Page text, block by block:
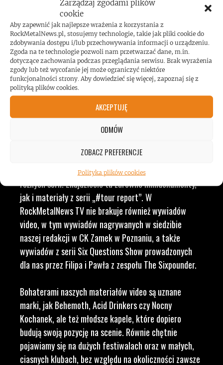
Zarządzaj zgodami plików
cookie
Aby zapewnić jak najlepsze wrażenia z korzystania z
RockMetalNews.pl, stosujemy technologie, takie jak pliki cookie do
zdobywania dostępu i/lub przechowywania informacji o urządzeniu.
Zgoda na te technologie pozwoli nam przetwarzać dane, m.in.
dotyczące zachowania podczas przeglądania serwisu. Brak wyrażenia
zgody lub też wycofanie jej może ograniczyć niektóre
funkcjonalności strony. Aby dowiedzieć się więcej, zapoznaj się z
polityką plików cookies.
AKCEPTUJĘ
ODMÓW
ZOBACZ PREFERENCJE
Polityka plików cookies
ZESPOŁÓW, KONCERTÓW I
LUDZI ZWIĄZANYCH Z
MUZYKĄ, BY DOSTARCZAĆ
WAM NAJLEPSZE TREŚCI
VIDEO
RockMetalNews TV to ogólny dział, w którym
przekrojowo prezentujemy nasze realizacje video z
różnych serii. Znajdziecie tu zarówno minidokumenty,
jak i materiały z serii „#tour report”. W
RockMetalNews TV nie brakuje również wywiadów
video, w tym wywiadów nagrywanych w siedzibie
naszej redakcji w CK Zamek w Poznaniu, a także
wywiadów z serii Six Questions Show prowadzonych
dla nas przez Filipa i Pawła z zespołu The Sixpounder.
Bohaterami naszych materiałów video są uznane
marki, jak Behemoth, Acid Drinkers czy Nocny
Kochanek, ale też młodsze kapele, które dopiero
budują swoją pozycję na scenie. Równie chętnie
pojawiamy się na dużych festiwalach oraz w małych,
ciasnych klubach, bez względu na okoliczności zawsze